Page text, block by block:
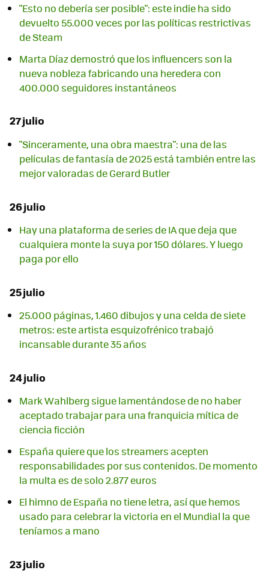
"Esto no debería ser posible": este indie ha sido
devuelto 55.000 veces por las políticas restrictivas
de Steam
Marta Díaz demostró que los influencers son la
nueva nobleza fabricando una heredera con
400.000 seguidores instantáneos
27 julio
"Sinceramente, una obra maestra": una de las
películas de fantasía de 2025 está también entre las
mejor valoradas de Gerard Butler
26 julio
Hay una plataforma de series de IA que deja que
cualquiera monte la suya por 150 dólares. Y luego
paga por ello
25 julio
25.000 páginas, 1.460 dibujos y una celda de siete
metros: este artista esquizofrénico trabajó
incansable durante 35 años
24 julio
Mark Wahlberg sigue lamentándose de no haber
aceptado trabajar para una franquicia mítica de
ciencia ficción
España quiere que los streamers acepten
responsabilidades por sus contenidos. De momento
la multa es de solo 2.877 euros
El himno de España no tiene letra, así que hemos
usado para celebrar la victoria en el Mundial la que
teníamos a mano
23 julio